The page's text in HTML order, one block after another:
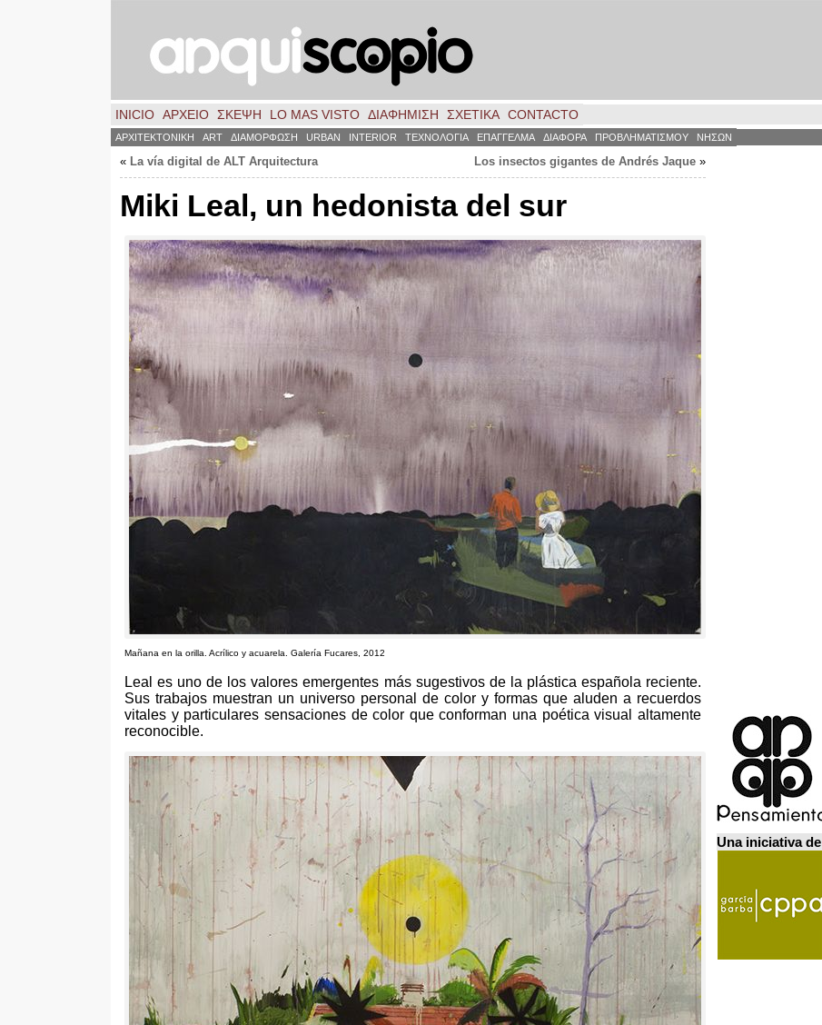
INICIO ΑΡΧΕΙΟ ΣΚΈΨΗ LO MAS VISTO ΔΙΑΦΗΜΙΣΗ ΣΧΕΤΙΚΑ CONTACTO
ΑΡΧΙΤΕΚΤΟΝΙΚΗ ART ΔΙΑΜΟΡΦΩΣΗ URBAN INTERIOR ΤΕΧΝΟΛΟΓΙΑ ΕΠΑΓΓΕΛΜΑ ΔΙΑΦΟΡΑ ΠΡΟΒΛΗΜΑΤΙΣΜΟΥ ΝΗΣΩΝ
« La vía digital de ALT Arquitectura Los insectos gigantes de Andrés Jaque »
Miki Leal, un hedonista del sur
Mañana en la orilla. Acrílico y acuarela. Galería Fucares, 2012
Leal es uno de los valores emergentes más sugestivos de la plástica española reciente.
Sus trabajos muestran un universo personal de color y formas que aluden a recuerdos
vitales y particulares sensaciones de color que conforman una poética visual altamente
reconocible.
Una iniciativa de